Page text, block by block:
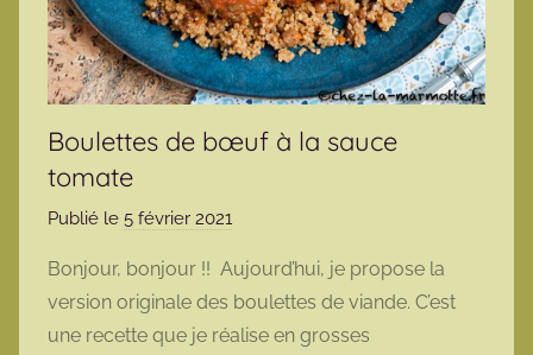
Boulettes de bœuf à la sauce
tomate
Publié le 5 février 2021
r
m
a
Bonjour, bonjour !! Aujourd’hui, je propose la
version originale des boulettes de viande. C’est
une recette que je réalise en grosses